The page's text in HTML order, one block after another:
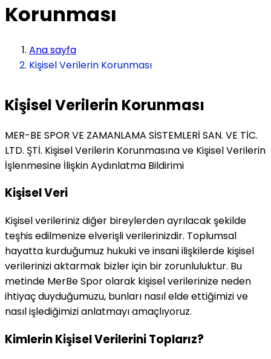
Korunması
Ana sayfa
Kişisel Verilerin Korunması
Kişisel Verilerin Korunması
MER-BE SPOR VE ZAMANLAMA SİSTEMLERİ SAN. VE TİC.
LTD. ŞTİ. Kişisel Verilerin Korunmasına ve Kişisel Verilerin
İşlenmesine İlişkin Aydınlatma Bildirimi
Kişisel Veri
Kişisel verileriniz diğer bireylerden ayrılacak şekilde
teşhis edilmenize elverişli verilerinizdir. Toplumsal
hayatta kurduğumuz hukuki ve insani ilişkilerde kişisel
verilerinizi aktarmak bizler için bir zorunluluktur. Bu
metinde MerBe Spor olarak kişisel verilerinize neden
ihtiyaç duyduğumuzu, bunları nasıl elde ettiğimizi ve
nasıl işlediğimizi anlatmayı amaçlıyoruz.
Kimlerin Kişisel Verilerini Toplarız?